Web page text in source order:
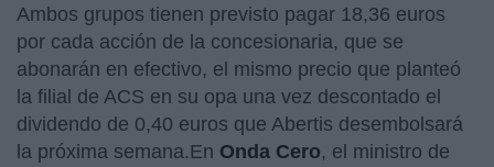
Ambos grupos tienen previsto pagar 18,36 euros
por cada acción de la concesionaria, que se
abonarán en efectivo, el mismo precio que planteó
la filial de ACS en su opa una vez descontado el
dividendo de 0,40 euros que Abertis desembolsará
la próxima semana.En Onda Cero, el ministro de